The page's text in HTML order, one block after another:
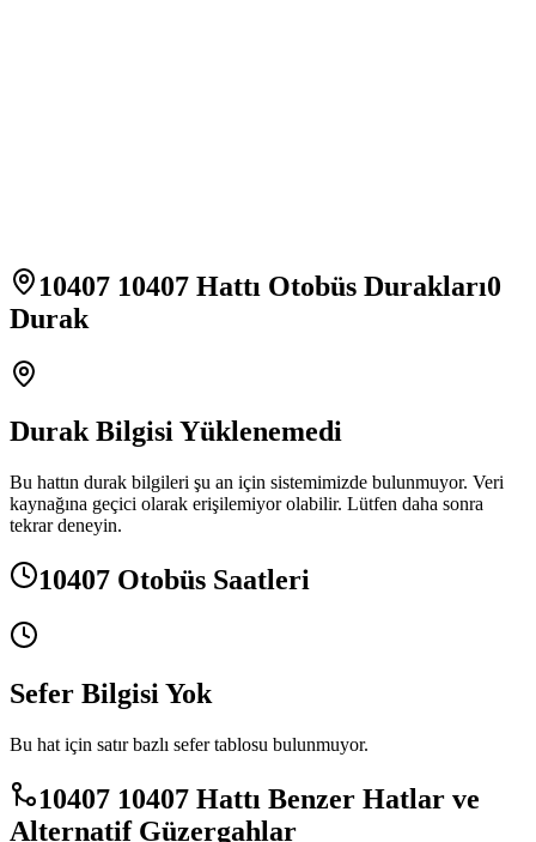
10407 10407 Hattı Otobüs Durakları0
Durak
Durak Bilgisi Yüklenemedi
Bu hattın durak bilgileri şu an için sistemimizde bulunmuyor. Veri
kaynağına geçici olarak erişilemiyor olabilir. Lütfen daha sonra
tekrar deneyin.
10407 Otobüs Saatleri
Sefer Bilgisi Yok
Bu hat için satır bazlı sefer tablosu bulunmuyor.
10407 10407 Hattı Benzer Hatlar ve
Alternatif Güzergahlar